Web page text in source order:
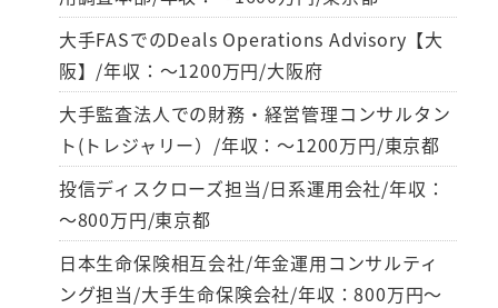
大手FASでのDeals Operations Advisory【大
阪】/年収：～1200万円/大阪府
大手監査法人での財務・経営管理コンサルタン
ト(トレジャリー）/年収：～1200万円/東京都
投信ディスクローズ担当/日系運用会社/年収：
～800万円/東京都
日本生命保険相互会社/年金運用コンサルティ
ング担当/大手生命保険会社/年収：800万円～